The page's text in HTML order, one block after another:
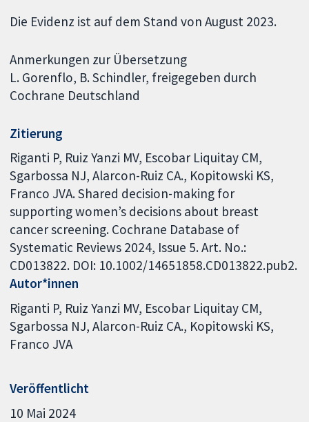
Die Evidenz ist auf dem Stand von August 2023.
Anmerkungen zur Übersetzung
L. Gorenflo, B. Schindler, freigegeben durch
Cochrane Deutschland
Zitierung
Riganti P, Ruiz Yanzi MV, Escobar Liquitay CM,
Sgarbossa NJ, Alarcon-Ruiz CA., Kopitowski KS,
Franco JVA. Shared decision-making for
supporting women’s decisions about breast
cancer screening. Cochrane Database of
Systematic Reviews 2024, Issue 5. Art. No.:
CD013822. DOI: 10.1002/14651858.CD013822.pub2.
Autor*innen
Riganti P Ruiz Yanzi MV Escobar Liquitay CM
Sgarbossa NJ Alarcon-Ruiz CA. Kopitowski KS
Franco JVA
Veröffentlicht
10 Mai 2024